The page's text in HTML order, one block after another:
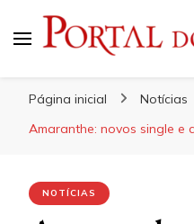
Página inicial
Notícias
Amaranthe: novos single e
NOTÍCIAS